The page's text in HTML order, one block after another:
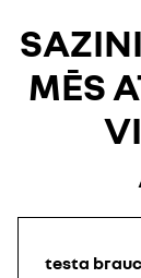
MĒS
testa